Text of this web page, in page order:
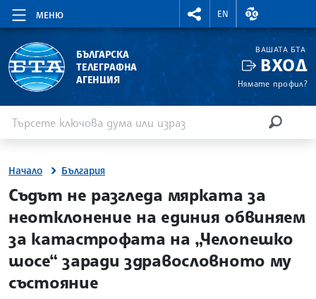
МЕНЮ
RIGHTMENU.SOCIAL
EN
ВАЛУТНИ
БЪЛГАРСКА
ТЕЛЕГРАФНА
АГЕНЦИЯ
ВАШАТА БТА
ВХОД
Нямате профил?
Начало България
site.bta
Съдът не разгледа мярката за
неотклонение на единия обвиняем
за катастрофата на „Челопешко
шосе“ заради здравословното му
състояние